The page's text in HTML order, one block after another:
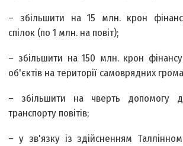
– збільшити на 15 млн. крон
спілок (по 1 млн. на повіт);
– збільшити на 150 млн. крон
об'єктів на території самоврядних
– збільшити на чверть допомогу
транспорту повітів;
– у зв'язку iз здійсненням